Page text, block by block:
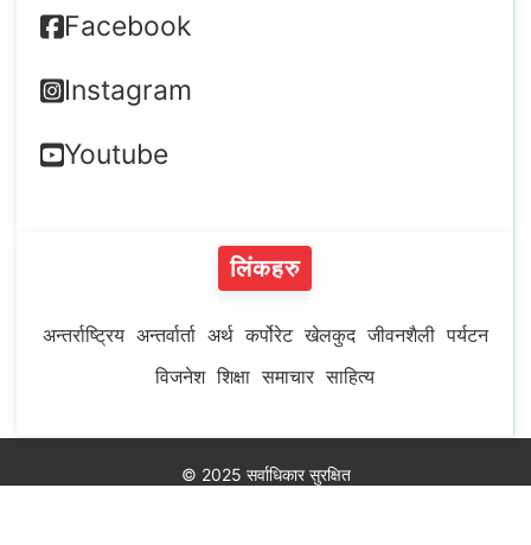
Facebook
Instagram
Youtube
लिंकहरु
अन्तर्राष्ट्रिय अन्तर्वार्ता अर्थ कर्पोरेट खेलकुद जीवनशैली पर्यटन
विजनेश शिक्षा समाचार साहित्य
© 2025 सर्वाधिकार सुरक्षित